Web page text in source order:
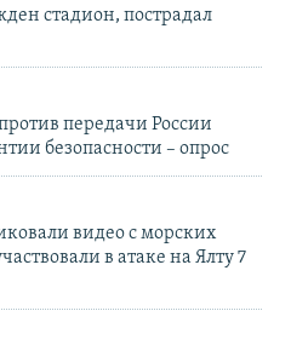
стадион, пострадал
передачи России
безопасности – опрос
видео с морских
в атаке на Ялту 7